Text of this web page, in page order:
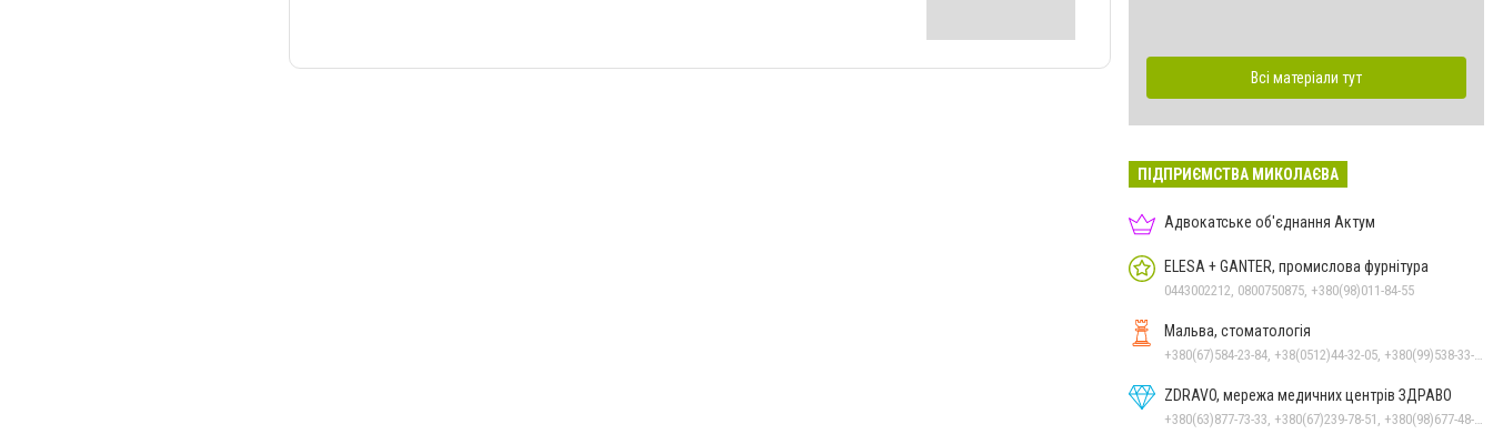
Всі матеріали тут
ПІДПРИЄМСТВА МИКОЛАЄВА
Адвокатське об'єднання Актум
ELESA + GANTER, промислова фурнітура
0443002212, 0800750875, +380(98)011-84-55
Мальва, стоматологія
ZDRAVO, мережа медичних центрів ЗДРАВО